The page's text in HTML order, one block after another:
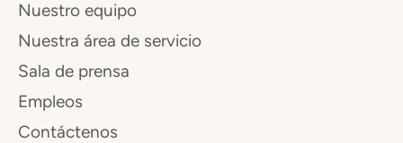
Nuestro equipo
Nuestra área de servicio
Sala de prensa
Empleos
Contáctenos